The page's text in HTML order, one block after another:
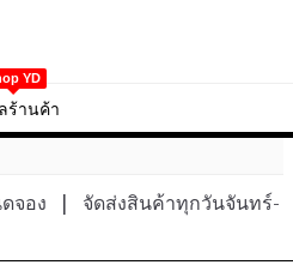
YD
ร้านค้า
จอง
จัดส่งสินค้าทุกวันจันทร์-